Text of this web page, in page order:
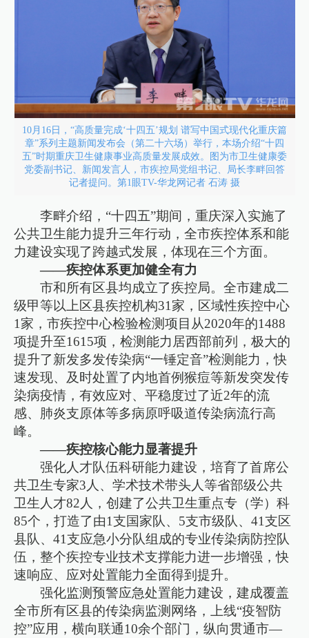
10月16日，“高质量完成‘十四五’规划 谱写中国式现代化重庆篇
章”系列主题新闻发布会（第二十六场）举行，本场介绍“十四
五”时期重庆卫生健康事业高质量发展成效。图为市卫生健康委
党委副书记、新闻发言人，市疾控局党组书记、局长李畔回答
记者提问。第1眼TV-华龙网记者 石涛 摄
李畔介绍，“十四五”期间，重庆深入实施了
公共卫生能力提升三年行动，全市疾控体系和能
力建设实现了跨越式发展，体现在三个方面。
——疾控体系更加健全有力
市和所有区县均成立了疾控局。全市建成二
级甲等以上区县疾控机构31家，区域性疾控中心
1家，市疾控中心检验检测项目从2020年的1488
项提升至1615项，检测能力居西部前列，极大的
提升了新发多发传染病“一锤定音”检测能力，快
速发现、及时处置了内地首例猴痘等新发突发传
染病疫情，有效应对、平稳度过了近2年的流
感、肺炎支原体等多病原呼吸道传染病流行高
峰。
——疾控核心能力显著提升
强化人才队伍科研能力建设，培育了首席公
共卫生专家3人、学术技术带头人等省部级公共
卫生人才82人，创建了公共卫生重点专（学）科
85个，打造了由1支国家队、5支市级队、41支区
县队、41支应急小分队组成的专业传染病防控队
伍，整个疾控专业技术支撑能力进一步增强，快
速响应、应对处置能力全面得到提升。
强化监测预警应急处置能力建设，建成覆盖
全市所有区县的传染病监测网络，上线“疫智防
控”应用，横向联通10余个部门，纵向贯通市—